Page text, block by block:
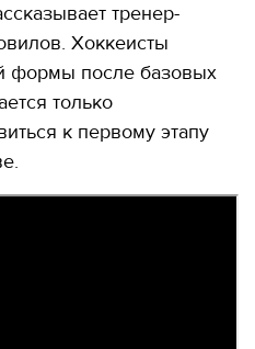
тренер-
Хоккеисты
формы после базовых
только
к первому этапу